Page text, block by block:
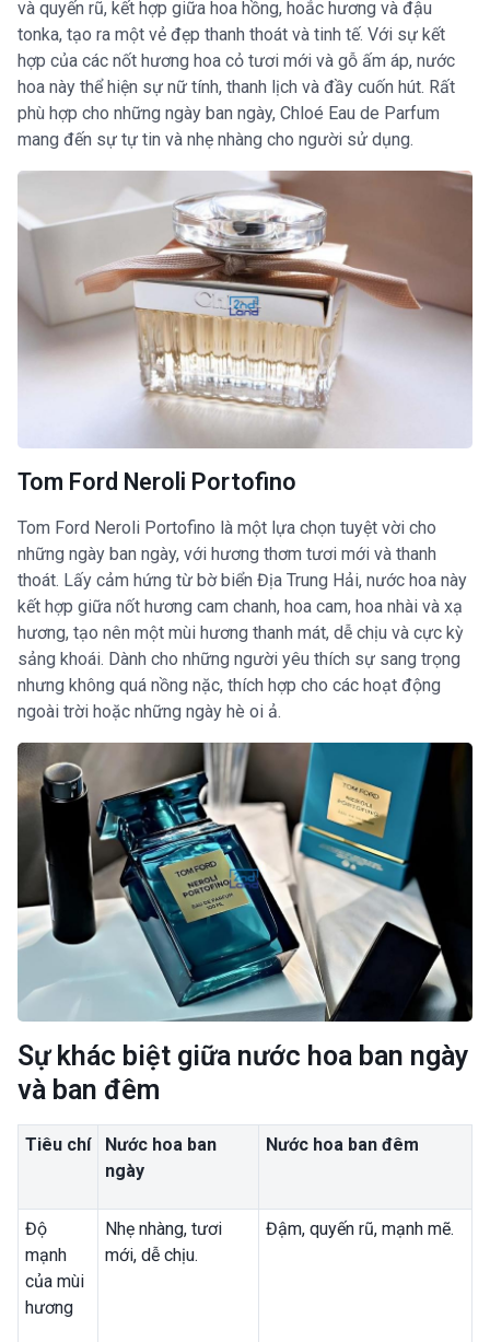
và quyến rũ, kết hợp giữa hoa hồng, hoắc hương và đậu
tonka, tạo ra một vẻ đẹp thanh thoát và tinh tế. Với sự kết
hợp của các nốt hương hoa cỏ tươi mới và gỗ ấm áp, nước
hoa này thể hiện sự nữ tính, thanh lịch và đầy cuốn hút. Rất
phù hợp cho những ngày ban ngày, Chloé Eau de Parfum
mang đến sự tự tin và nhẹ nhàng cho người sử dụng.
Tom Ford Neroli Portofino
Tom Ford Neroli Portofino là một lựa chọn tuyệt vời cho
những ngày ban ngày, với hương thơm tươi mới và thanh
thoát. Lấy cảm hứng từ bờ biển Địa Trung Hải, nước hoa này
kết hợp giữa nốt hương cam chanh, hoa cam, hoa nhài và xạ
hương, tạo nên một mùi hương thanh mát, dễ chịu và cực kỳ
sảng khoái. Dành cho những người yêu thích sự sang trọng
nhưng không quá nồng nặc, thích hợp cho các hoạt động
ngoài trời hoặc những ngày hè oi ả.
Sự khác biệt giữa nước hoa ban ngày
và ban đêm
Tiêu chí
Nước hoa ban
ngày
Nước hoa ban đêm
Độ
mạnh
của mùi
hương
Nhẹ nhàng, tươi
mới, dễ chịu.
Đậm, quyến rũ, mạnh mẽ.